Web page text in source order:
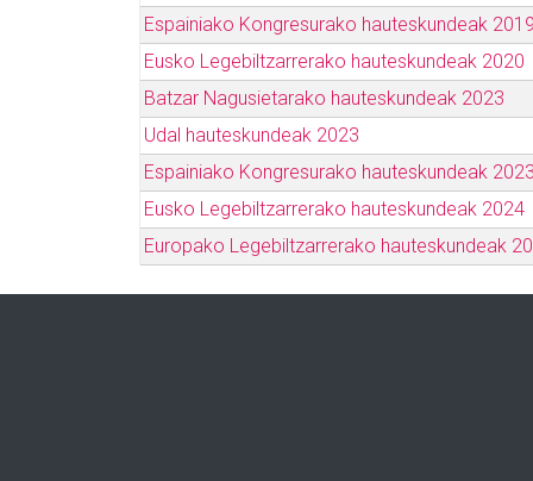
Espainiako Kongresurako hauteskundeak
Eusko Legebiltzarrerako hauteskundeak 2020
Batzar Nagusietarako hauteskundeak 2023
Udal hauteskundeak 2023
Espainiako Kongresurako hauteskundeak 2023
Eusko Legebiltzarrerako hauteskundeak 2024
Europako Legebiltzarrerako hauteskundeak